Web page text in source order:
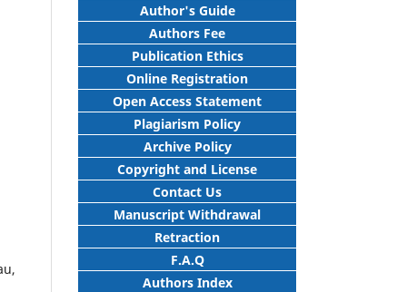
Author's Guide
Authors Fee
Publication Ethics
Online Registration
Open Access Statement
Plagiarism Policy
Archive Policy
Copyright and License
Contact Us
Manuscript Withdrawal
Retraction
F.A.Q
Authors Index